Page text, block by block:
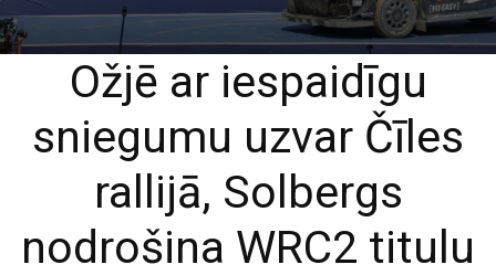
Ožjē ar iespaidīgu
sniegumu uzvar Čīles
rallijā, Solbergs
nodrošina WRC2 titulu